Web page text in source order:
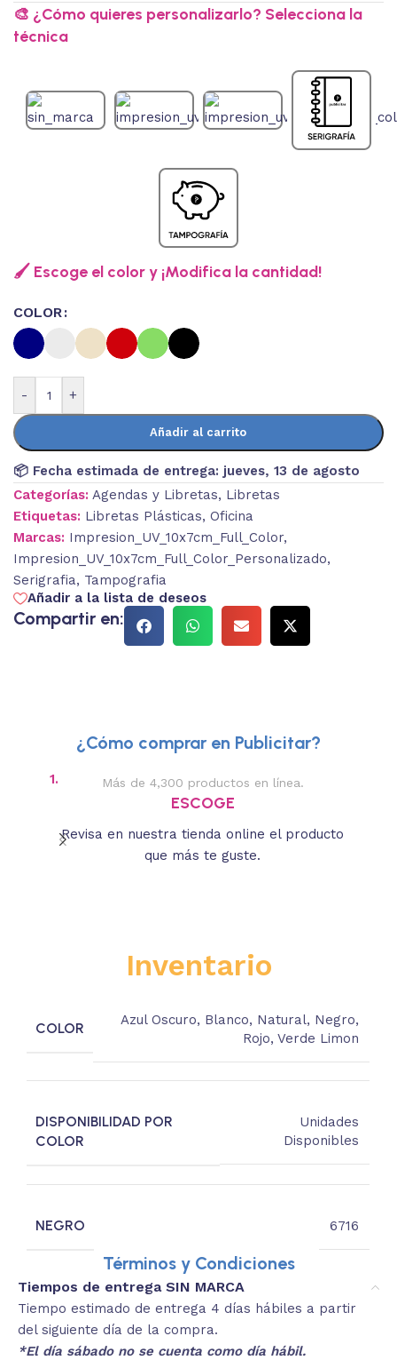
🎨 ¿Cómo quieres personalizarlo? Selecciona la
técnica
🖌️ Escoge el color y ¡Modifica la cantidad!
COLOR
- +
Añadir al carrito
📦 Fecha estimada de entrega: jueves, 13 de agosto
Categorías: Agendas y Libretas, Libretas
Etiquetas: Libretas Plásticas, Oficina
Marcas: Impresion_UV_10x7cm_Full_Color,
Impresion_UV_10x7cm_Full_Color_Personalizado,
Serigrafia, Tampografia
Añadir a la lista de deseos
Compartir en:
¿Cómo comprar en Publicitar?
1. Más de 4,300 productos en línea.
ESCOGE
Revisa en nuestra tienda online el producto
que más te guste.
Inventario
COLOR
Azul Oscuro, Blanco, Natural, Negro,
Rojo,Verde Limon
DISPONIBILIDAD POR
COLOR
Unidades
Disponibles
NEGRO 6716
Términos y Condiciones
Tiempos de entrega SIN MARCA
Tiempo estimado de entrega 4 días hábiles a partir
del siguiente día de la compra.
*El día sábado no se cuenta como día hábil.